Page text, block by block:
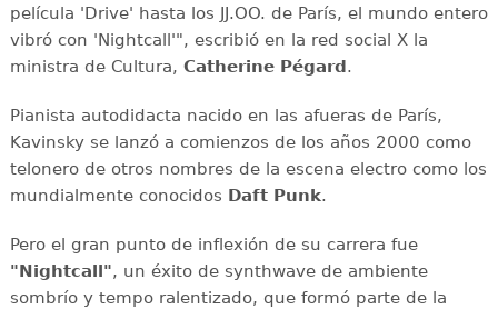
película 'Drive' hasta los JJ.OO. de París, el mundo entero
vibró con 'Nightcall'", escribió en la red social X la
ministra de Cultura, Catherine Pégard.
Pianista autodidacta nacido en las afueras de París,
Kavinsky se lanzó a comienzos de los años 2000 como
telonero de otros nombres de la escena electro como los
mundialmente conocidos Daft Punk.
Pero el gran punto de inflexión de su carrera fue
"Nightcall", un éxito de synthwave de ambiente
sombrío y tempo ralentizado, que formó parte de la